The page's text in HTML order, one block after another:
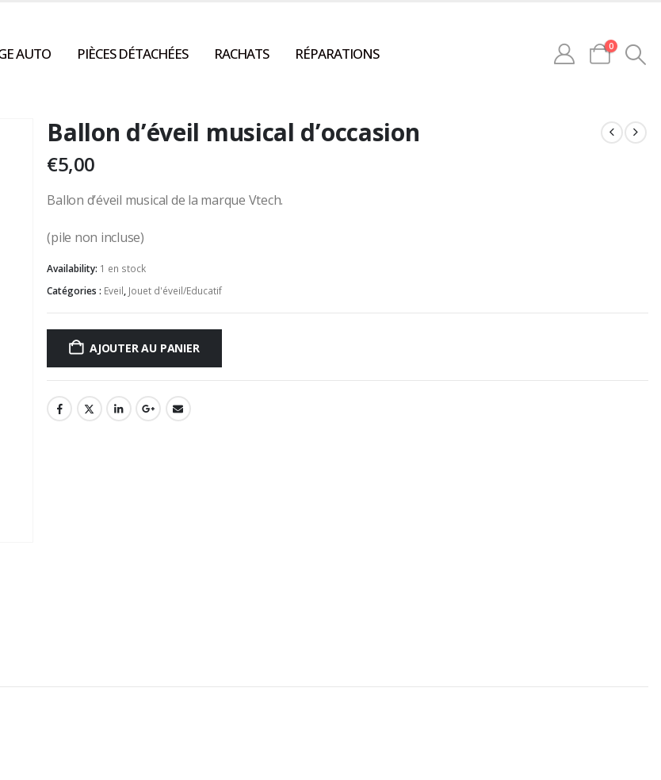
AUTO PIÈCES DÉTACHÉES RACHATS RÉPARATIONS 0
Ballon d’éveil musical d’occasion
€5,00
Ballon d’éveil musical de la marque Vtech.
(pile non incluse)
Availability: 1 en stock
Catégories : Eveil, Jouet d'éveil/Educatif
AJOUTER AU PANIER